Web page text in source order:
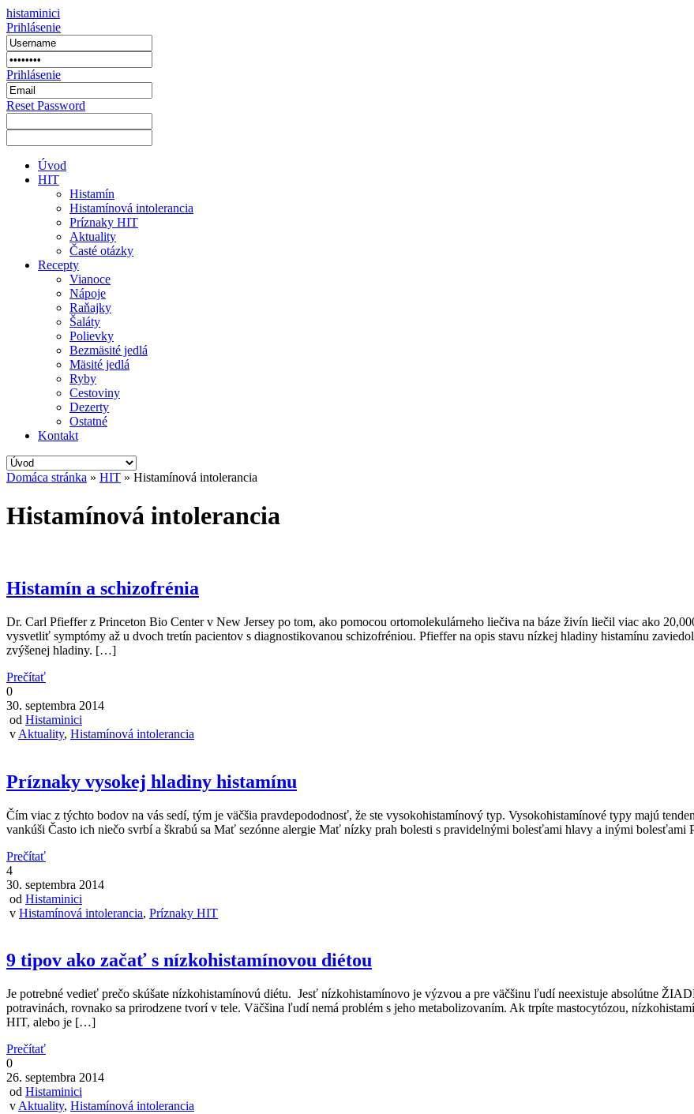
histaminici
Prihlásenie
Prihlásenie
Reset Password
Úvod
HIT
Histamín
Histamínová intolerancia
Príznaky HIT
Aktuality
Časté otázky
Recepty
Vianoce
Nápoje
Raňajky
Šaláty
Polievky
Bezmäsité jedlá
Mäsité jedlá
Ryby
Cestoviny
Dezerty
Ostatné
Kontakt
Domáca stránka » HIT » Histamínová intolerancia
Histamínová intolerancia
Histamín a schizofrénia
Dr. Carl Pfieffer z Princeton Bio Center v New Jersey po tom, ako pomocou ortomolekulárneho liečiva na báze živín liečil viac ako
vysvetliť symptómy až u dvoch tretín pacientov s diagnostikovanou schizofréniou. Pfieffer na opis stavu nízkej hladiny histamínu
zvýšenej hladiny. […]
Prečítať
0
30. septembra 2014
od Histaminici
v Aktuality, Histamínová intolerancia
Príznaky vysokej hladiny histamínu
Čím viac z týchto bodov na vás sedí, tým je väčšia pravdepododnosť, že ste vysokohistamínový typ. Vysokohistamínové typy majú
vankúši Často ich niečo svrbí a škrabú sa Mať sezónne alergie Mať nízky prah bolesti s pravidelnými bolesťami hlavy a inými
Prečítať
4
30. septembra 2014
od Histaminici
v Histamínová intolerancia, Príznaky HIT
9 tipov ako začať s nízkohistamínovou diétou
Je potrebné vedieť prečo skúšate nízkohistamínovú diétu. Jesť nízkohistamínovo je výzvou a pre väčšinu ľudí neexistuje absolútne
potravinách, rovnako sa prirodzene tvorí v tele. Väčšina ľudí nemá problém s jeho metabolizovaním. Ak trpíte mastocytózou,
HIT, alebo je […]
Prečítať
0
26. septembra 2014
od Histaminici
v Aktuality, Histamínová intolerancia